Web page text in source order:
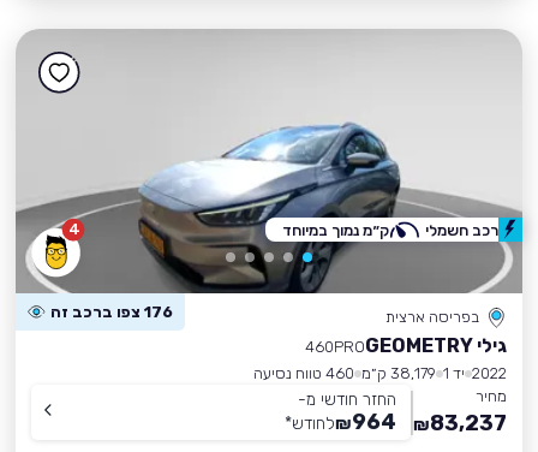
4
בפריסה ארצית 176 צפו ברכב זה
גילי GEOMETRY
460PRO
2022 יד 1 38,179 ק״מ
460 טווח נסיעה
מחיר
83,237
₪
החזר חודשי מ-
964
₪לחודש*
רכב חשמלי ק״מ נמוך במיוחד